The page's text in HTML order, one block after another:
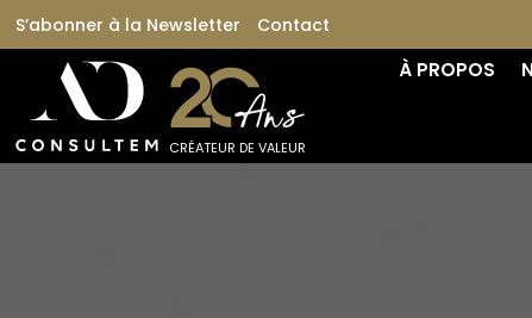
S’abonner à la Newsletter Contact
CRÉATEUR DE VALEUR
À PROPOS